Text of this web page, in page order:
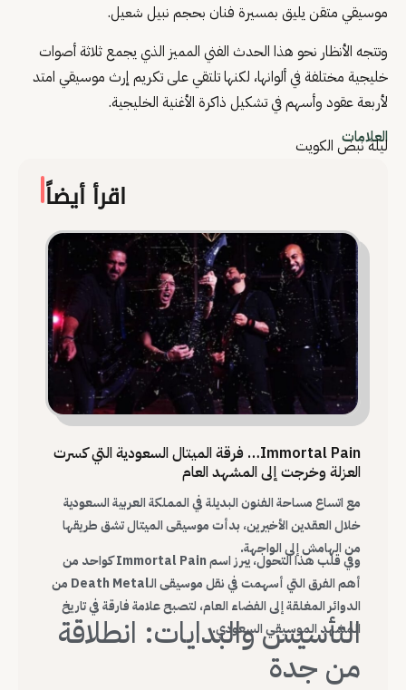
موسيقي متقن يليق بمسيرة فنان بحجم نبيل شعيل.
وتتجه الأنظار نحو هذا الحدث الفني المميز الذي يجمع ثلاثة أصوات
خليجية مختلفة في ألوانها، لكنها تلتقي على تكريم إرث موسيقي امتد
لأربعة عقود وأسهم في تشكيل ذاكرة الأغنية الخليجية.
العلامات
ليلة نبض الكويت
اقرأ أيضاً
Immortal Pain… فرقة الميتال السعودية التي كسرت
العزلة وخرجت إلى المشهد العام
مع اتساع مساحة الفنون البديلة في المملكة العربية السعودية
خلال العقدين الأخيرين، بدأت موسيقى الميتال تشق طريقها
من الهامش إلى الواجهة.
وفي قلب هذا التحول، يبرز اسم Immortal Pain كواحد من
أهم الفرق التي أسهمت في نقل موسيقى الـDeath Metal من
الدوائر المغلقة إلى الفضاء العام، لتصبح علامة فارقة في تاريخ
المشهد الموسيقي السعودي.
التأسيس والبدايات: انطلاقة
من جدة